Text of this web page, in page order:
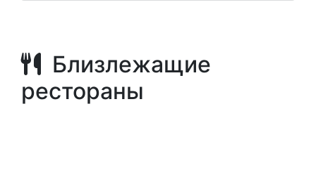
Близлежащие
рестораны